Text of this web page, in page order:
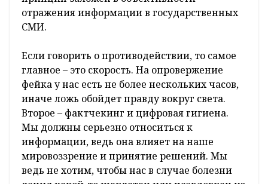
отражения информации в государственных
СМИ.
Если говорить о противодействии, то самое
главное – это скорость. На опровержение
фейка у нас есть не более нескольких часов,
иначе ложь обойдет правду вокруг света.
Второе – фактчекинг и цифровая гигиена.
Мы должны серьезно относиться к
информации, ведь она влияет на наше
мировоззрение и принятие решений. Мы
ведь не хотим, чтобы нас в случае болезни